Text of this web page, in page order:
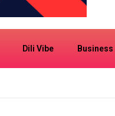
Dili Vibe Business